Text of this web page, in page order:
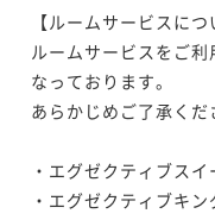
【ルームサービスにつ
ルームサービスをご
なっております。
あらかじめご了承くだ
・エグゼクティブスイ
・エグゼクティブキン